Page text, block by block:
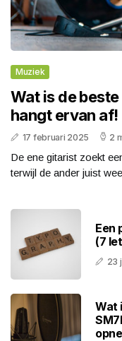
Muziek
Wat is de
hangt ervan af!
17 februari 2025 2
De ene gitarist zoekt
terwijl de ander juist
Een
(7
23
Wat